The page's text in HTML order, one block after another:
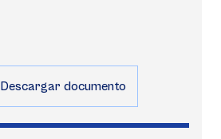
Descargar documento